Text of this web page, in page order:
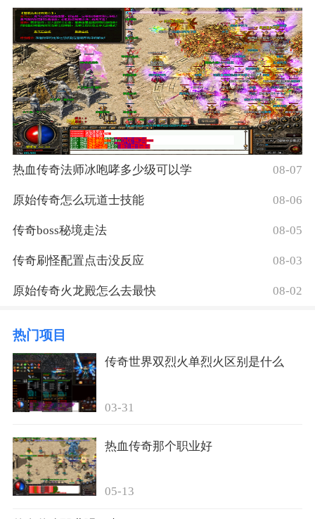
热血传奇法师冰咆哮多少级可以学 08-07
原始传奇怎么玩道士技能 08-06
传奇boss秘境走法 08-05
传奇刷怪配置点击没反应 08-03
原始传奇火龙殿怎么去最快 08-02
热门项目
传奇世界双烈火单烈火区别是什么
03-31
热血传奇那个职业好
05-13